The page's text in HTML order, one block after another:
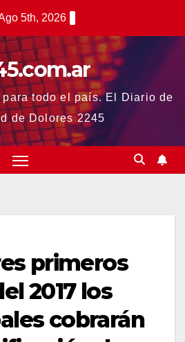
5th, 2026
todo el país. El Diario de
de Dolores 2245
primeros
2017 los
cobrarán